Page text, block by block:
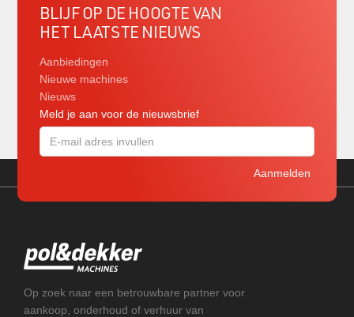
BLIJF OP DE HOOGTE VAN
HET LAATSTE NIEUWS
Aanbiedingen
Nieuwe machines
Nieuws
Meld je aan voor de nieuwsbrief
Op zoek naar een betrouwbare partner voor
aankoop, onderhoud of verhuur van